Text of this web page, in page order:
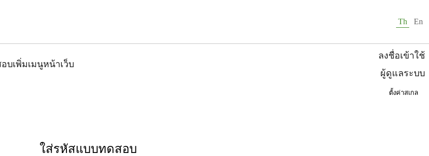
Th En
ตั้งค่าสเกล
ใส่รหัสแบบทดสอบ